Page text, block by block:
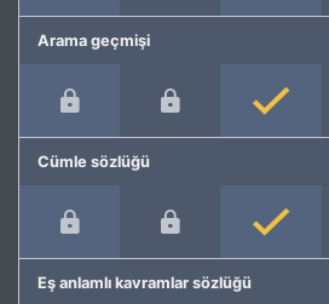
Arama geçmişi
Cümle sözlüğü
Eş anlamlı kavramlar sözlüğü